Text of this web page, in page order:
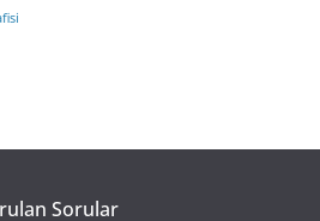
Sorular